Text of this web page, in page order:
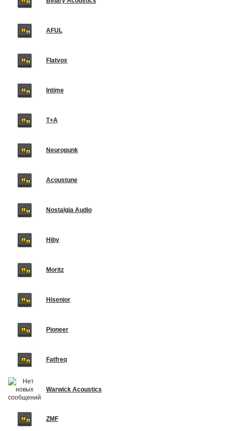
AFUL
Flatvox
Intime
T+A
Neuropunk
Acoustune
Nostalgia Audio
Hiby
Moritz
Hisenior
Pioneer
Fatfreq
Warwick Acoustics
ZMF